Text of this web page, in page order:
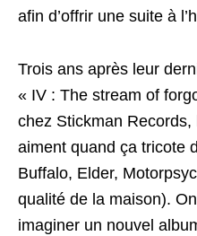
afin d’offrir une suite à
Trois ans après leur
« IV : The stream of
chez Stickman
aiment quand ça tricote
Buffalo, Elder,
qualité de la maison).
imaginer un nouvel